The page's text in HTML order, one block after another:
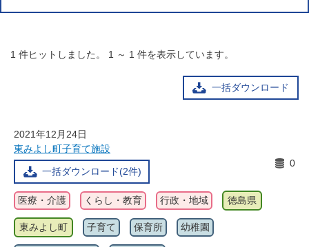
1 件ヒットしました。 1 ～ 1 件を表示しています。
一括ダウンロード
2021年12月24日
東みよし町子育て施設
一括ダウンロード(2件)
0
医療・介護 くらし・教育 行政・地域 徳島県
東みよし町 子育て 保育所 幼稚園